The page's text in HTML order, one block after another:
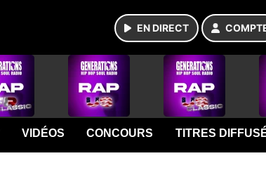
EN DIRECT
VIDÉOS CONCOURS TITRES